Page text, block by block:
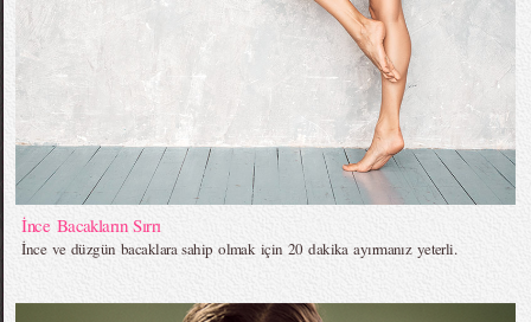
İnce Bacakların Sırrı
İnce ve düzgün bacaklara sahip olmak için 20 dakika ayırmanız yeterli.